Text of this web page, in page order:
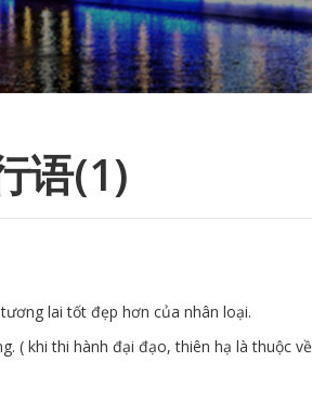
语(1)
lai tốt đẹp hơn của nhân loại.
( khi thi hành đại đạo, thiên hạ là thuộc